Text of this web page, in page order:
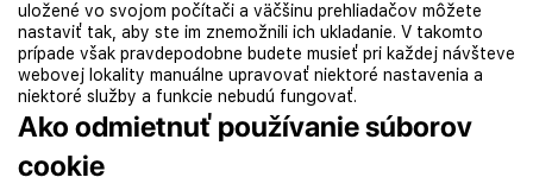
uložené vo svojom počítači a väčšinu prehliadačov môžete
nastaviť tak, aby ste im znemožnili ich ukladanie. V takomto
prípade však pravdepodobne budete musieť pri každej návšteve
webovej lokality manuálne upravovať niektoré nastavenia a
niektoré služby a funkcie nebudú fungovať.
Ako odmietnuť používanie súborov
cookie